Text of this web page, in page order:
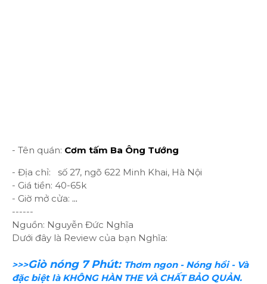
- Tên quán: Cơm tấm Ba Ông Tướng
- Địa chỉ: số 27, ngõ 622 Minh Khai, Hà Nội
- Giá tiền: 40-65k
- Giờ mở cửa: ...
------
Nguồn: Nguyễn Đức Nghĩa
Dưới đây là Review của bạn Nghĩa:
>>>Giò nóng 7 Phút: Thơm ngon - Nóng hổi - Và
đặc biệt là KHÔNG HÀN THE VÀ CHẤT BẢO QUẢN.